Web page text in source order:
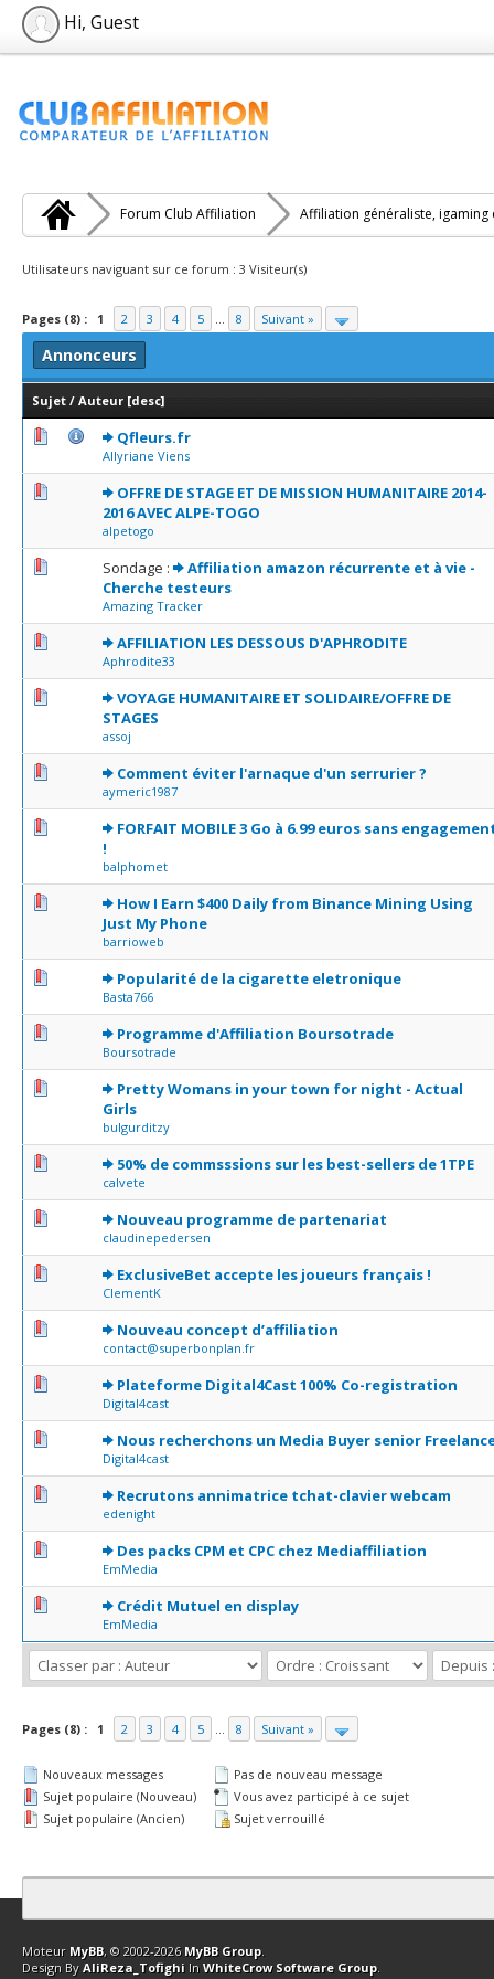
Hi, Guest
Forum Club Affiliation Affiliation généraliste, igaming
Utilisateurs naviguant sur ce forum : 3 Visiteur(s)
Pages (8) : 1 2 3 4 5 ... 8 Suivant »
Annonceurs
Sujet / Auteur [desc]
Qfleurs.fr
Allyriane Viens
1 Votes - 3 sur 5 en moyenne
12345
OFFRE DE STAGE ET DE MISSION HUMANITAIRE 2014-
2016 AVEC ALPE-TOGO
alpetogo
0 Votes - 0 sur 5 en moyenne
123 45
Sondage :
Affiliation amazon récurrente et à vie -
Cherche testeurs
Amazing Tracker
0 Votes - 0 sur 5 en moyenne
123 4 5
AFFILIATION LES DESSOUS D'APHRODITE
Aphrodite33
0 Votes - 0 sur 5 en moyenne
12345
VOYAGE HUMANITAIRE ET SOLIDAIRE/OFFRE DE
STAGES
assoj
0 Votes - 0 sur 5 en moyenne
12345
Comment éviter l'arnaque d'un serrurier ?
aymeric1987
0 Votes - 0 sur 5 en moyenne
12345
FORFAIT MOBILE 3 Go à 6.99 euros sans
!
balphomet
0 Votes - 0 sur 5 en moyenne
12345
How I Earn $400 Daily from Binance Mining Using
Just My Phone
barrioweb
0 Votes - 0 sur 5 en moyenne
12 3 45
Popularité de la cigarette eletronique
Basta766
0 Votes - 0 sur 5 en moyenne
12345
Programme d'Affiliation Boursotrade
Boursotrade
0 Votes - 0 sur 5 en moyenne
12345
Pretty Womans in your town for night - Actual
Girls
bulgurditzy
0 Votes - 0 sur 5 en moyenne
12345
50% de commsssions sur les best-sellers de 1TPE
calvete
0 Votes - 0 sur 5 en moyenne
1234 5
Nouveau programme de partenariat
claudinepedersen
0 Votes - 0 sur 5 en moyenne
12345
ExclusiveBet accepte les joueurs français !
ClementK
0 Votes - 0 sur 5 en moyenne
12345
Nouveau concept d’affiliation
contact@superbonplan.fr
0 Votes - 0 sur 5 en moyenne
12345
Plateforme Digital4Cast 100% Co-registration
Digital4cast
0 Votes - 0 sur 5 en moyenne
12345
Nous recherchons un Media Buyer senior
Digital4cast
0 Votes - 0 sur 5 en moyenne
12345
Recrutons annimatrice tchat-clavier webcam
edenight
0 Votes - 0 sur 5 en moyenne
12345
Des packs CPM et CPC chez Mediaffiliation
EmMedia
0 Votes - 0 sur 5 en moyenne
1 2345
Crédit Mutuel en display
EmMedia
0 Votes - 0 sur 5 en moyenne
123 45
Pages (8) : 1 2 3 4 5 ... 8 Suivant »
Nouveaux messages
Sujet populaire (Nouveau)
Sujet populaire (Ancien)
Pas de nouveau message
Vous avez participé à ce sujet
Sujet verrouillé
Contact Club Affiliation Retourner en haut Version bas-débit
Moteur MyBB, © 2002-2026 MyBB Group.
Design By AliReza_Tofighi In WhiteCrow Software Group.